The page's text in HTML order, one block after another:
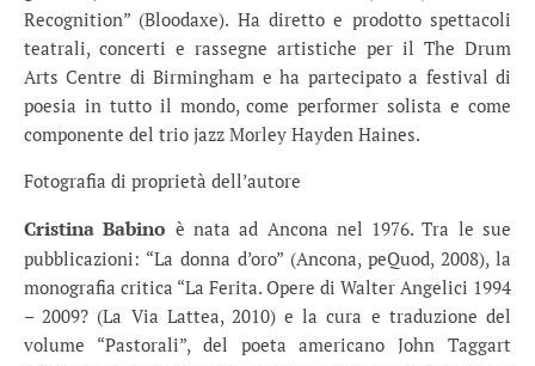
Recognition” (Bloodaxe). Ha diretto e prodotto spettacoli
teatrali, concerti e rassegne artistiche per il The Drum
Arts Centre di Birmingham e ha partecipato a festival di
poesia in tutto il mondo, come performer solista e come
componente del trio jazz Morley Hayden Haines.
Fotografia di proprietà dell’autore
Cristina Babino è nata ad Ancona nel 1976. Tra le sue
pubblicazioni: “La donna d’oro” (Ancona, peQuod, 2008), la
monografia critica “La Ferita. Opere di Walter Angelici 1994
– 2009? (La Via Lattea, 2010) e la cura e traduzione del
volume “Pastorali”, del poeta americano John Taggart